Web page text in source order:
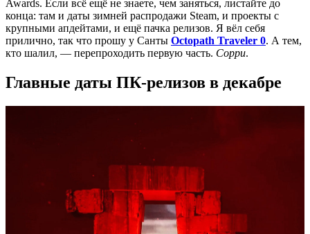
Awards. Если всё ещё не знаете, чем заняться, листайте до
конца: там и даты зимней распродажи Steam, и проекты с
крупными апдейтами, и ещё пачка релизов. Я вёл себя
прилично, так что прошу у Санты Octopath Traveler 0. А тем,
кто шалил, — перепроходить первую часть. Сорри.
Главные даты ПК-релизов в декабре